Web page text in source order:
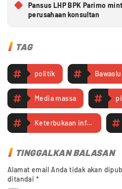
Pansus LHP BPK Parimo
perusahaan konsultan
TAG
politik
Media massa
Keterbukaan informasi
TINGGALKAN BALASAN
Alamat email Anda tidak akan
ditandai *